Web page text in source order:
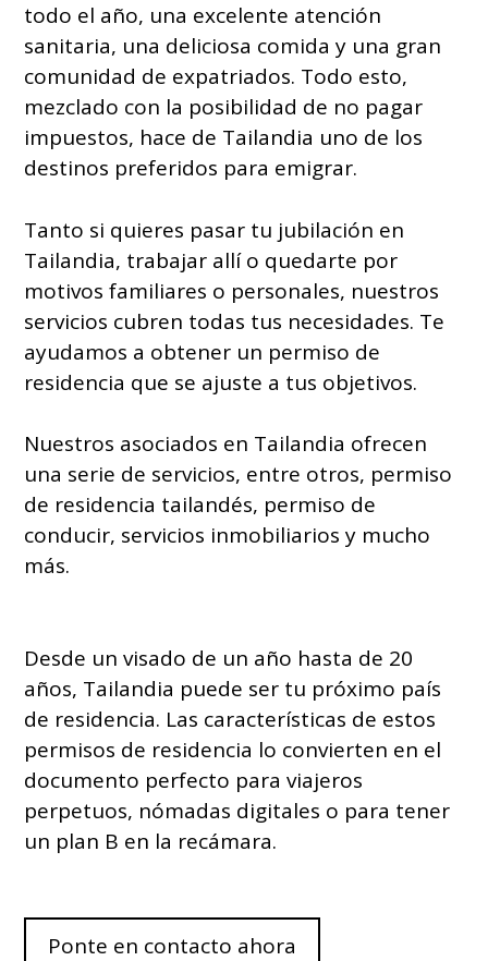
todo el año, una excelente atención
sanitaria, una deliciosa comida y una gran
comunidad de expatriados. Todo esto,
mezclado con la posibilidad de no pagar
impuestos, hace de Tailandia uno de los
destinos preferidos para emigrar.
Tanto si quieres pasar tu jubilación en
Tailandia, trabajar allí o quedarte por
motivos familiares o personales, nuestros
servicios cubren todas tus necesidades. Te
ayudamos a obtener un permiso de
residencia que se ajuste a tus objetivos.
Nuestros asociados en Tailandia ofrecen
una serie de servicios, entre otros, permiso
de residencia tailandés, permiso de
conducir, servicios inmobiliarios y mucho
más.
Desde un visado de un año hasta de 20
años, Tailandia puede ser tu próximo país
de residencia. Las características de estos
permisos de residencia lo convierten en el
documento perfecto para viajeros
perpetuos, nómadas digitales o para tener
un plan B en la recámara.
Ponte en contacto ahora